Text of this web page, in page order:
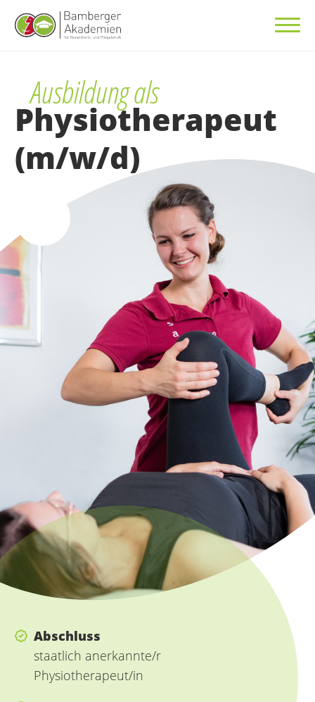
Ausbildung als
Physiotherapeut
(m/w/d)
Abschluss
staatlich anerkannte/r
Physiotherapeut/in